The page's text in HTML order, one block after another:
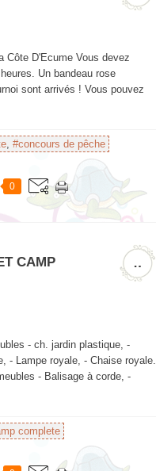
Côte D'Ecume Vous devez
Un bandeau rose
sont arrivés ! Vous pouvez
, #concours de pêche
0
…
CAMP
- ch. jardin plastique, -
- Lampe royale, - Chaise royale.
- Balisage à corde, -
complete